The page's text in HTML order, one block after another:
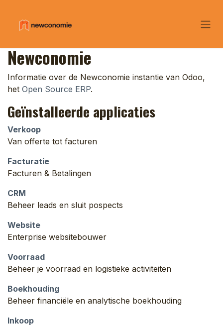
Newconomie
Informatie over de Newconomie instantie van Odoo,
het Open Source ERP.
Geïnstalleerde applicaties
Verkoop
Van offerte tot facturen
Facturatie
Facturen & Betalingen
CRM
Beheer leads en sluit pospects
Website
Enterprise websitebouwer
Voorraad
Beheer je voorraad en logistieke activiteiten
Boekhouding
Beheer financiële en analytische boekhouding
Inkoop